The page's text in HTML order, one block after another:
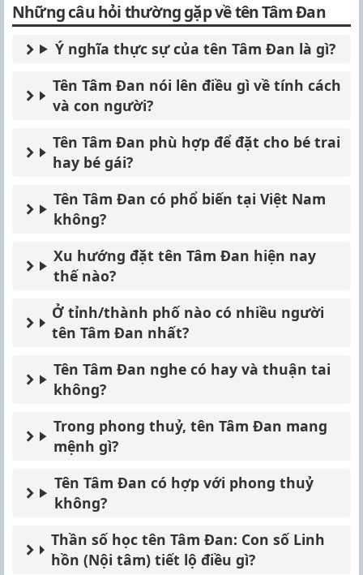
Những câu hỏi thường gặp về tên Tâm Đan
Ý nghĩa thực sự của tên Tâm Đan là gì?
Tên Tâm Đan nói lên điều gì về tính cách
và con người?
Tên Tâm Đan phù hợp để đặt cho bé trai
hay bé gái?
Tên Tâm Đan có phổ biến tại Việt Nam
không?
Xu hướng đặt tên Tâm Đan hiện nay
thế nào?
Ở tỉnh/thành phố nào có nhiều người
tên Tâm Đan nhất?
Tên Tâm Đan nghe có hay và thuận tai
không?
Trong phong thuỷ, tên Tâm Đan mang
mệnh gì?
Tên Tâm Đan có hợp với phong thuỷ
không?
Thần số học tên Tâm Đan: Con số Linh
hồn (Nội tâm) tiết lộ điều gì?